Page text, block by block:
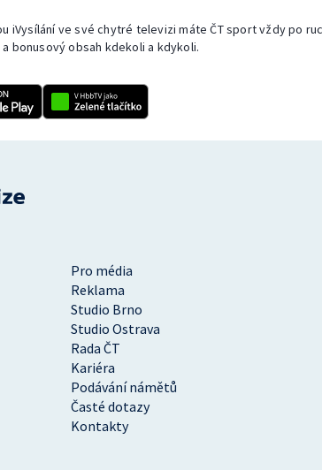
iVysílání ve své chytré televizi máte ČT sport vždy po
bonusový obsah kdekoli a kdykoli.
Pro média
Reklama
Studio Brno
Studio Ostrava
Rada ČT
Kariéra
Podávání námětů
Časté dotazy
Kontakty